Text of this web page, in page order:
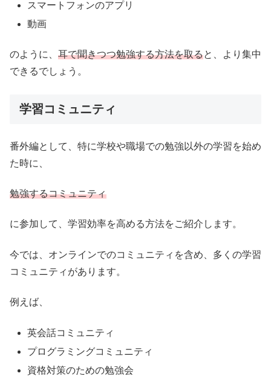
スマートフォンのアプリ
動画
のように、 耳で聞きつつ勉強する方法を取ると、より集中
できるでしょう。
学習コミュニティ
番外編として、特に学校や職場での勉強以外の学習を始め
た時に、
勉強するコミュニティ
に参加して、学習効率を高める方法をご紹介します。
今では、オンラインでのコミュニティを含め、多くの学習
コミュニティがあります。
例えば、
英会話コミュニティ
プログラミングコミュニティ
資格対策のための勉強会